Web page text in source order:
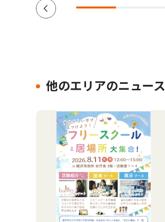
他のエリアのニュース